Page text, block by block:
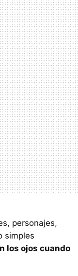
personajes,
simples
los ojos cuando